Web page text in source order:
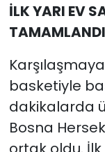
İLK YARI EV
TAMAMLANDI
basketiyle
dakikalarda
Bosna